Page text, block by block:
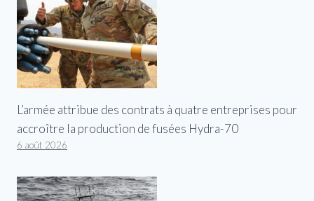
L’armée attribue des contrats à quatre entreprises pour
accroître la production de fusées Hydra-70
6 août 2026